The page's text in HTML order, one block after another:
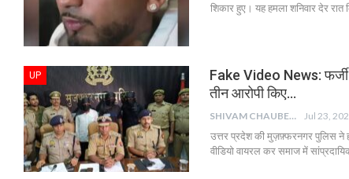
शिकार हुए। यह हमला शनिवार देर
UP
Fake Video News: फर्जी
तीन आरोपी किए…
SHIVAM CHAUBEY Jul 23,
उत्तर प्रदेश की मुज़फ़्फरनगर पुलिस ने
वीडियो वायरल कर समाज में